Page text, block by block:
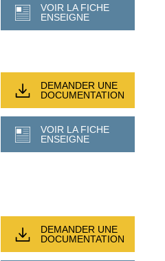
VOIR LA FICHE
ENSEIGNE
DEMANDER UNE
DOCUMENTATION
VOIR LA FICHE
ENSEIGNE
DEMANDER UNE
DOCUMENTATION